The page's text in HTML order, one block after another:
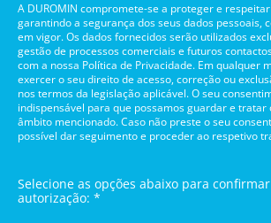
A DUROMIN compromete-se a proteger e
garantindo a segurança dos seus dados pessoais,
em vigor. Os dados fornecidos serão utilizados
gestão de processos comerciais e futuros
com a nossa Política de Privacidade. Em qualquer
exercer o seu direito de acesso, correção ou
nos termos da legislação aplicável. O seu
indispensável para que possamos guardar e tratar
âmbito mencionado. Caso não preste o seu
possível dar seguimento e proceder ao respetivo
Selecione as opções abaixo para
autorização: *